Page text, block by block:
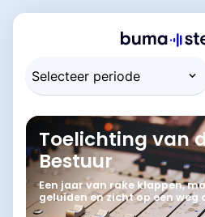
Toelichting van
Bestuur
Een jaar van rake klappen,
geluiden en zicht op een weg